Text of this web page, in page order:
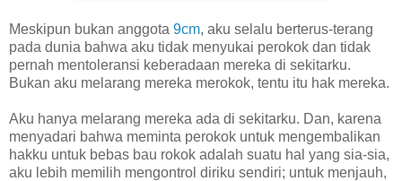
Meskipun bukan anggota 9cm, aku selalu berterus-terang
pada dunia bahwa aku tidak menyukai perokok dan tidak
pernah mentoleransi keberadaan mereka di sekitarku.
Bukan aku melarang mereka merokok, tentu itu hak mereka.
Aku hanya melarang mereka ada di sekitarku. Dan, karena
menyadari bahwa meminta perokok untuk mengembalikan
hakku untuk bebas bau rokok adalah suatu hal yang sia-sia,
aku lebih memilih mengontrol diriku sendiri; untuk menjauh,